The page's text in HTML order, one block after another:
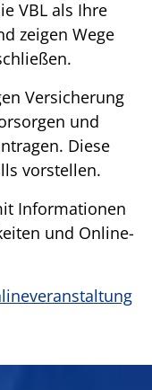
VBL als Ihre
zeigen Wege
Versicherung
und
Diese
vorstellen.
Informationen
und Online-